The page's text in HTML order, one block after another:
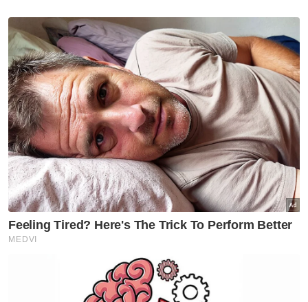
Artikel Disyorkan
Politik
Nurul Izzah fokus pengajian
lanjutan, kekal sebagai
anggota PKR
Politik
Joachim, Joniston menang
tanpa bertanding Presiden,
Timbalan Presiden PBS
Politik
PKR
Politik